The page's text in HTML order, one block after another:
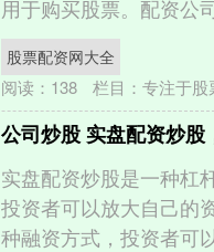
用于购买股票。配资公
股票配资网大全
阅读： 138 栏目： 专注于股
公司炒股 实盘配资炒
实盘配资炒股是一种杠
投资者可以放大自己的
种融资方式，投资者可